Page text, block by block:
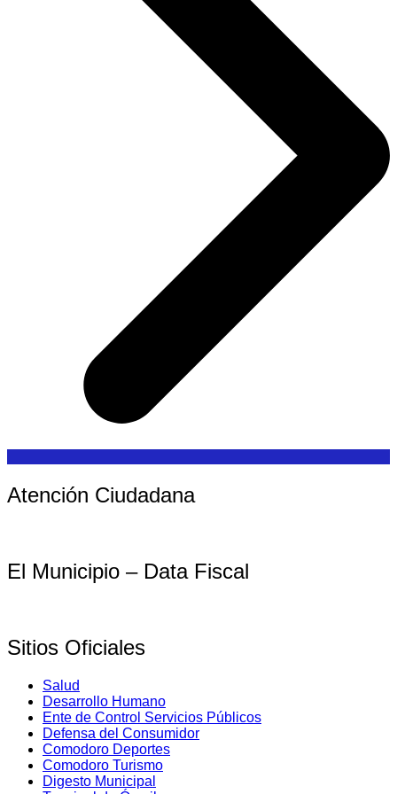
Atención Ciudadana
El Municipio – Data Fiscal
Sitios Oficiales
Salud
Desarrollo Humano
Ente de Control Servicios Públicos
Defensa del Consumidor
Comodoro Deportes
Comodoro Turismo
Digesto Municipal